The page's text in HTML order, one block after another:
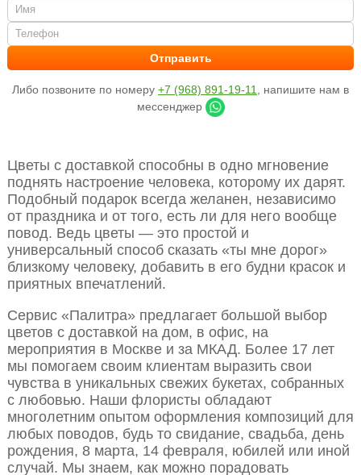
Либо позвоните по номеру +7 (968) 891-19-11
, напишите нам в
мессенджер
Цветы с доставкой способны в одно мгновение
поднять настроение человека, которому их дарят.
Подобный подарок всегда желанен, независимо
от праздника и от того, есть ли для него вообще
повод. Ведь цветы — это простой и
универсальный способ сказать «ты мне дорог»
близкому человеку, добавить в его будни красок и
приятных впечатлений.
Сервис «Палитра» предлагает большой выбор
цветов с доставкой на дом, в офис, на
мероприятия в Москве и за МКАД. Более 17 лет
мы помогаем своим клиентам выразить свои
чувства в уникальных свежих букетах, собранных
с любовью. Наши флористы обладают
многолетним опытом оформления композиций для
любых поводов, будь то свидание, свадьба, день
рождения, 8 марта, 14 февраля, юбилей или иной
случай. Мы знаем, как можно порадовать